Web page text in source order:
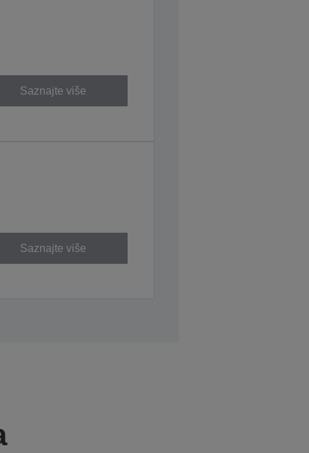
Saznajte više
Saznajte više